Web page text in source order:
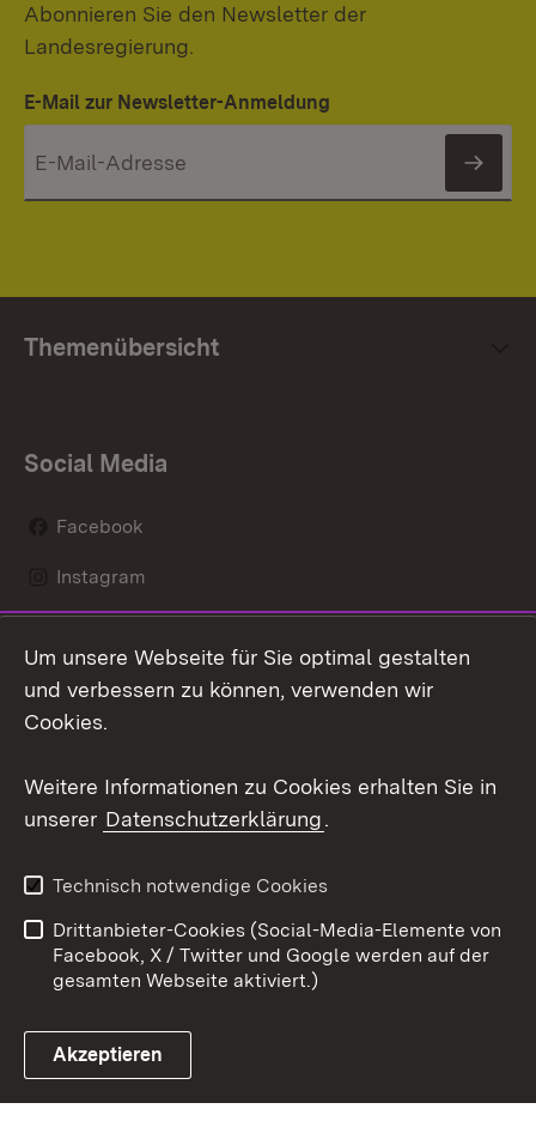
Abonnieren Sie den Newsletter der
Landesregierung.
E-Mail zur Newsletter-Anmeldung
Themenübersicht
Social Media
Facebook
Instagram
Mastodon
Youtube
Link zum Landesportal
Kontakt
Datenschutz
Barrierefreiheit
Impressum Cookies
Um unsere Webseite für Sie optimal gestalten
und verbessern zu können, verwenden wir
Cookies.
Weitere Informationen zu Cookies erhalten Sie in
unserer Datenschutzerklärung.
Technisch notwendige Cookies
Drittanbieter-Cookies (Social-Media-Elemente von
Facebook, X / Twitter und Google werden auf der
gesamten Webseite aktiviert.)
Akzeptieren